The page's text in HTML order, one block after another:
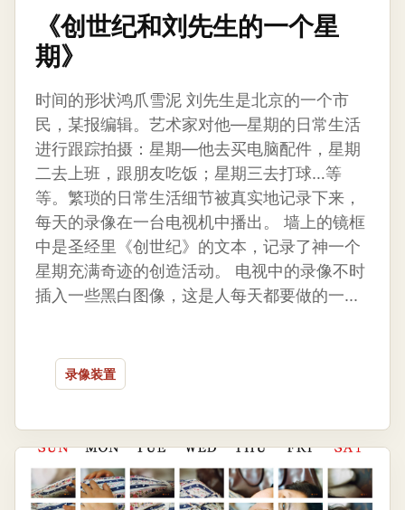
《创世纪和刘先生的一个星
期》
时间的形状鸿爪雪泥 刘先生是北京的一个市
民，某报编辑。艺术家对他—星期的日常生活
进行跟踪拍摄：星期—他去买电脑配件，星期
二去上班，跟朋友吃饭；星期三去打球…等
等。繁琐的日常生活细节被真实地记录下来，
每天的录像在一台电视机中播出。 墙上的镜框
中是圣经里《创世纪》的文本，记录了神一个
星期充满奇迹的创造活动。 电视中的录像不时
插入一些黑白图像，这是人每天都要做的一...
录像装置